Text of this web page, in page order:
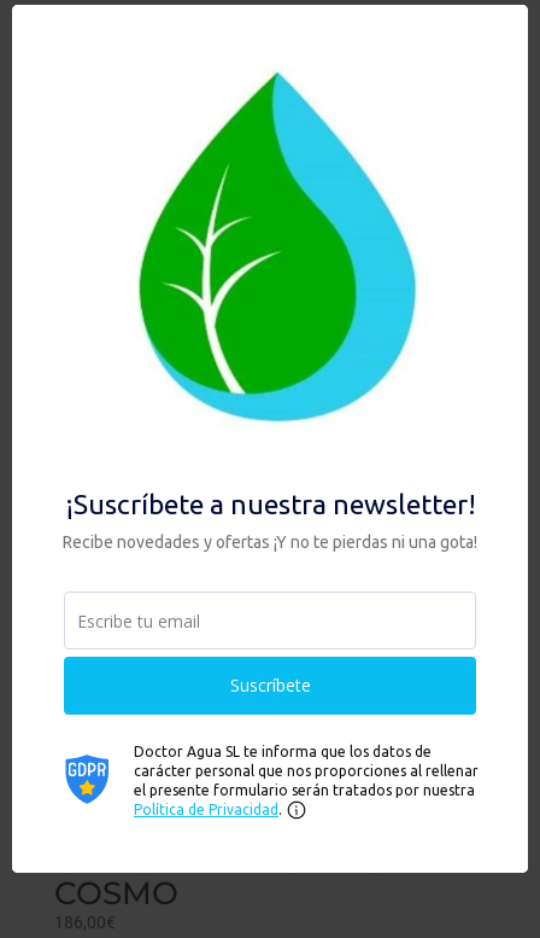
HIS + CERAMICARB SI
Añadir al carrito
Hay existencias
COSMO
186,00€